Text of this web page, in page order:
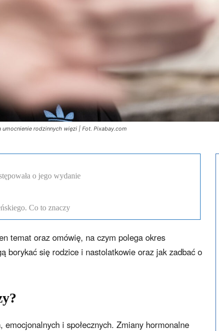
rodzinnych więzi | Fot. Pixabay.com
o jego wydanie
Co to znaczy
temat oraz omówię, na czym polega okres
borykać się rodzice i nastolatkowie oraz jak zadbać o
i społecznych. Zmiany hormonalne